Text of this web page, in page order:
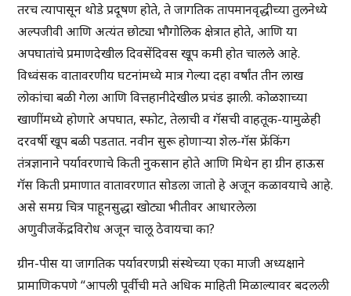
तरच त्यापासून थोडे प्रदूषण होते, ते जागतिक तापमानवृद्धीच्या तुलनेध्ये
अल्पजीवी आणि अत्यंत छोट्या भौगोलिक क्षेत्रात होते, आणि या
अपघातांचे प्रमाणदेखील दिवसेंदिवस खूप कमी होत चालले आहे.
विध्वंसक वातावरणीय घटनांमध्ये मात्र गेल्या दहा वर्षांत तीन लाख
लोकांचा बळी गेला आणि वित्तहानीदेखील प्रचंड झाली. कोळशाच्या
खाणींमध्ये होणारे अपघात, स्फोट, तेलाची व गॅसची वाहतूक-यामुळेही
दरवर्षी खूप बळी पडतात. नवीन सुरू होणाऱ्या शेल-गॅस फ्रेंकिंग
तंत्रज्ञानाने पर्यावरणाचे किती नुकसान होते आणि मिथेन हा ग्रीन हाऊस
गॅस किती प्रमाणात वातावरणात सोडला जातो हे अजून कळावयाचे आहे.
असे समग्र चित्र पाहूनसुद्धा खोट्या भीतीवर आधारलेला
अणुवीजकेंद्रविरोध अजून चालू ठेवायचा का?
ग्रीन-पीस या जागतिक पर्यावरणप्री संस्थेच्या एका माजी अध्यक्षाने
प्रामाणिकपणे “आपली पूर्वीची मते अधिक माहिती मिळाल्यावर बदलली